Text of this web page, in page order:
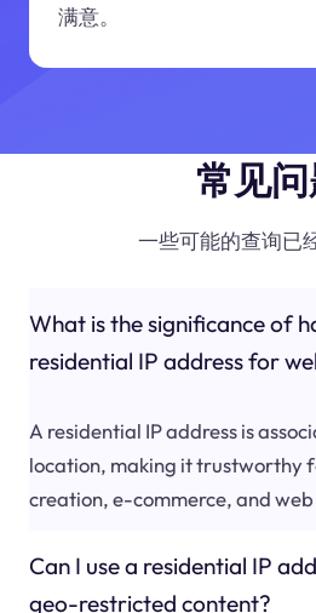
满意。
常见
一些可能的查询已
What is the significance of
residential IP address for
A residential IP address is
location, making it trustworthy
creation, e-commerce, and
Can I use a residential IP
geo-restricted content?